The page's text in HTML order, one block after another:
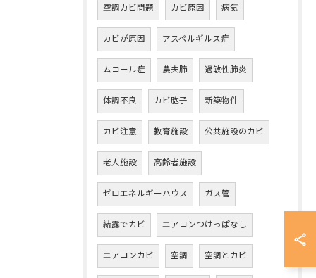
空調カビ問題 カビ原因 病気
カビが原因 アスペルギルス症
ムコール症 農夫肺 過敏性肺炎
体調不良 カビ胞子 新築物件
カビ注意 教育施設 公共施設のカビ
老人施設 高齢者施設
ゼロエネルギーハウス ガス管
結露でカビ エアコンつけっぱなし
エアコンカビ 空調 空調とカビ